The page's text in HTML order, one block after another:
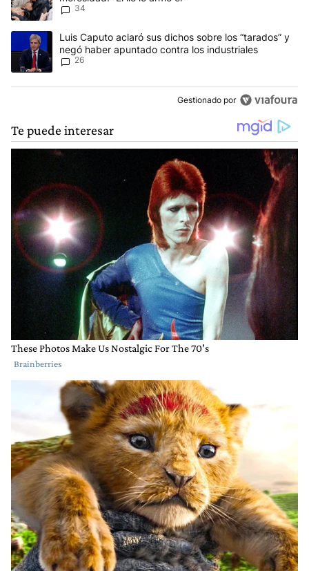
34
Un artículo de tendencia con el título "Luis Caputo aclaró sus
Luis Caputo aclaró sus dichos sobre los “tarados” y
negó haber apuntado contra los industriales
26
Gestionado por